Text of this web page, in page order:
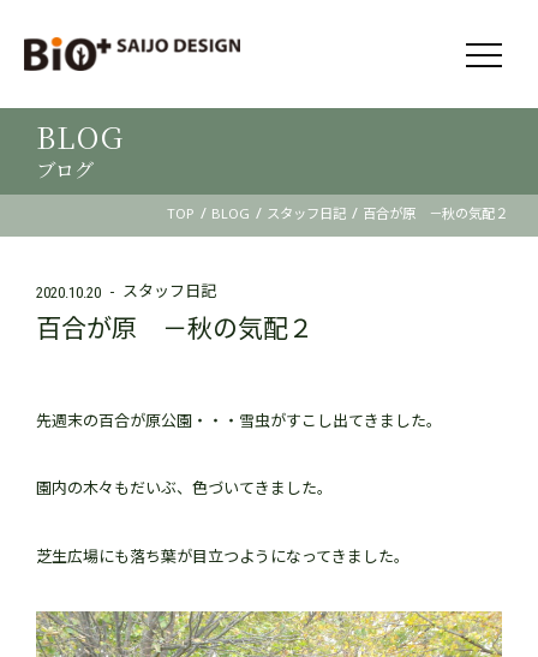
BLOG
ブログ
TOP / BLOG / スタッフ日記 / 百合が原 －秋の気配２
2020.10.20 スタッフ日記
百合が原 －秋の気配２
先週末の百合が原公園・・・雪虫がすこし出てきました。
園内の木々もだいぶ、色づいてきました。
芝生広場にも落ち葉が目立つようになってきました。